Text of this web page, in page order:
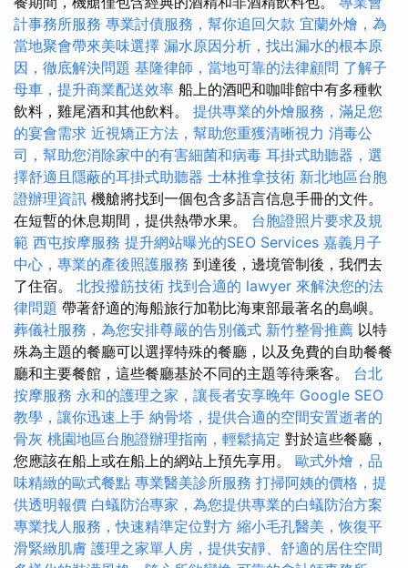
計事務所服務 專業討債服務，幫你追回欠款 宜蘭外燴，為
當地聚會帶來美味選擇 漏水原因分析，找出漏水的根本原
因，徹底解決問題 基隆律師，當地可靠的法律顧問 了解子
母車，提升商業配送效率 船上的酒吧和咖啡館中有多種軟
飲料，雞尾酒和其他飲料。 提供專業的外燴服務，滿足您
的宴會需求 近視矯正方法，幫助您重獲清晰視力 消毒公
司，幫助您消除家中的有害細菌和病毒 耳掛式助聽器，選
擇舒適且隱蔽的耳掛式助聽器 士林推拿技術 新北地區台胞
證辦理資訊 機艙將找到一個包含多語言信息手冊的文件。
在短暫的休息期間，提供熱帶水果。 台胞證照片要求及規
範 西屯按摩服務 提升網站曝光的SEO Services 嘉義月子
中心，專業的產後照護服務 到達後，邊境管制後，我們去
了住宿。 北投撥筋技術 找到合適的 lawyer 來解決您的法
律問題 帶著舒適的海船旅行加勒比海東部最著名的島嶼。
葬儀社服務，為您安排尊嚴的告別儀式 新竹整骨推薦 以特
殊為主題的餐廳可以選擇特殊的餐廳，以及免費的自助餐餐
廳和主要餐館，這些餐廳基於不同的主題等待乘客。 台北
按摩服務 永和的護理之家，讓長者安享晚年 Google SEO
教學，讓你迅速上手 納骨塔，提供合適的空間安置逝者的
骨灰 桃園地區台胞證辦理指南，輕鬆搞定 對於這些餐廳，
您應該在船上或在船上的網站上預先享用。 歐式外燴，品
味精緻的歐式餐點 專業醫美診所服務 打掃阿姨的價格，提
供透明報價 白蟻防治專家，為您提供專業的白蟻防治方案
專業找人服務，快速精準定位對方 縮小毛孔醫美，恢復平
滑緊緻肌膚 護理之家單人房，提供安靜、舒適的居住空間